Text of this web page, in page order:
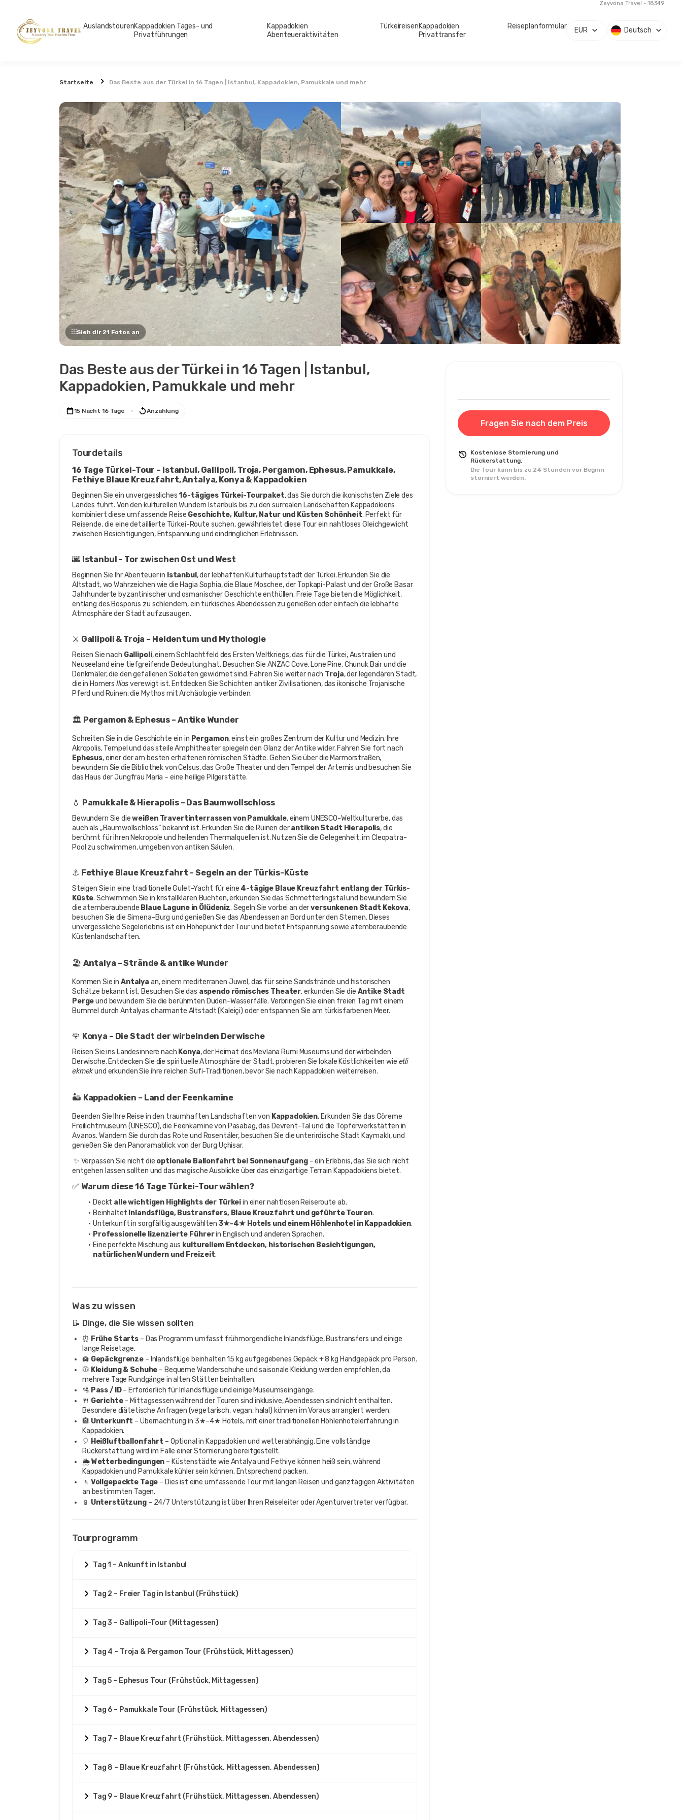
Zeyvona Travel - 18349
AuslandstourenKappadokien Tages- und
Privatführungen
Kappadokien
Abenteueraktivitäten
TürkeireisenKappadokien
Privattransfer
Reiseplanformular EUR Deutsch
Startseite Das Beste aus der Türkei in 16 Tagen | Istanbul, Kappadokien, Pamukkale und mehr
Sieh dir 21 Fotos an
Das Beste aus der Türkei in 16 Tagen | Istanbul,
Kappadokien, Pamukkale und mehr
15 Nacht 16 Tage Anzahlung
Tourdetails
16 Tage Türkei-Tour – Istanbul, Gallipoli, Troja, Pergamon, Ephesus, Pamukkale,
Fethiye Blaue Kreuzfahrt, Antalya, Konya & Kappadokien
Beginnen Sie ein unvergessliches 16-tägiges Türkei-Tourpaket, das Sie durch die ikonischsten Ziele des
Landes führt. Von den kulturellen Wundern Istanbuls bis zu den surrealen Landschaften Kappadokiens
kombiniert diese umfassende Reise Geschichte, Kultur, Natur und Küsten Schönheit. Perfekt für
Reisende, die eine detaillierte Türkei-Route suchen, gewährleistet diese Tour ein nahtloses Gleichgewicht
zwischen Besichtigungen, Entspannung und eindringlichen Erlebnissen.
🌆 Istanbul – Tor zwischen Ost und West
Beginnen Sie Ihr Abenteuer in Istanbul , der lebhaften Kulturhauptstadt der Türkei. Erkunden Sie die
Altstadt, wo Wahrzeichen wie die Hagia Sophia, die Blaue Moschee, der Topkapi-Palast und der Große Basar
Jahrhunderte byzantinischer und osmanischer Geschichte enthüllen. Freie Tage bieten die Möglichkeit,
entlang des Bosporus zu schlendern, ein türkisches Abendessen zu genießen oder einfach die lebhafte
Atmosphäre der Stadt aufzusaugen.
⚔️ Gallipoli & Troja – Heldentum und Mythologie
Reisen Sie nach Gallipoli, einem Schlachtfeld des Ersten Weltkriegs, das für die Türkei, Australien und
Neuseeland eine tiefgreifende Bedeutung hat. Besuchen Sie ANZAC Cove, Lone Pine, Chunuk Bair und die
Denkmäler, die den gefallenen Soldaten gewidmet sind. Fahren Sie weiter nach Troja, der legendären Stadt,
die in Homers Ilias verewigt ist. Entdecken Sie Schichten antiker Zivilisationen, das ikonische Trojanische
Pferd und Ruinen, die Mythos mit Archäologie verbinden.
🏛️ Pergamon & Ephesus – Antike Wunder
Schreiten Sie in die Geschichte ein in Pergamon, einst ein großes Zentrum der Kultur und Medizin. Ihre
Ephesus, einer der am besten erhaltenen römischen Städte. Gehen Sie über die Marmorstraßen,
bewundern Sie die Bibliothek von Celsus, das Große Theater und den Tempel der Artemis und besuchen Sie
das Haus der Jungfrau Maria – eine heilige Pilgerstätte.
💧 Pamukkale & Hierapolis – Das Baumwollschloss
Bewundern Sie die weißen Travertinterrassen von Pamukkale, einem UNESCO-Weltkulturerbe, das
auch als „Baumwollschloss“ bekannt ist. Erkunden Sie die Ruinen der antiken Stadt Hierapolis, die
berühmt für ihren Nekropole und heilenden Thermalquellen ist. Nutzen Sie die Gelegenheit, im Cleopatra-
Pool zu schwimmen, umgeben von antiken Säulen.
⚓ Fethiye Blaue Kreuzfahrt – Segeln an der Türkis-Küste
Steigen Sie in eine traditionelle Gulet-Yacht für eine 4-tägige Blaue Kreuzfahrt entlang der Türkis-
Küste. Schwimmen Sie in kristallklaren Buchten, erkunden Sie das Schmetterlingstal und bewundern Sie
die atemberaubende Blaue Lagune in Ölüdeniz. Segeln Sie vorbei an der versunkenen Stadt Kekova,
besuchen Sie die Simena-Burg und genießen Sie das Abendessen an Bord unter den Sternen. Dieses
unvergessliche Segelerlebnis ist ein Höhepunkt der Tour und bietet Entspannung sowie atemberaubende
Küstenlandschaften.
🏖️ Antalya – Strände & antike Wunder
Kommen Sie in Antalya an, einem mediterranen Juwel, das für seine Sandstrände und historischen
Schätze bekannt ist. Besuchen Sie das aspendo römisches Theater, erkunden Sie die Antike Stadt
Perge und bewundern Sie die berühmten Duden-Wasserfälle. Verbringen Sie einen freien Tag mit einem
Bummel durch Antalyas charmante Altstadt (Kaleiçi) oder entspannen Sie am türkisfarbenen Meer.
🌹 Konya – Die Stadt der wirbelnden Derwische
Reisen Sie ins Landesinnere nach Konya, der Heimat des Mevlana Rumi Museums und der wirbelnden
Derwische. Entdecken Sie die spirituelle Atmosphäre der Stadt, probieren Sie lokale Köstlichkeiten wie etli
ekmek und erkunden Sie ihre reichen Sufi-Traditionen, bevor Sie nach Kappadokien weiterreisen.
🏜️ Kappadokien – Land der Feenkamine
Beenden Sie Ihre Reise in den traumhaften Landschaften von Kappadokien. Erkunden Sie das Göreme
Freilichtmuseum (UNESCO), die Feenkamine von Pasabag, das Devrent-Tal und die Töpferwerkstätten in
Avanos. Wandern Sie durch das Rote und Rosentäler, besuchen Sie die unterirdische Stadt Kaymaklı, und
genießen Sie den Panoramablick von der Burg Uçhisar.
✨ Verpassen Sie nicht die optionale Ballonfahrt bei Sonnenaufgang – ein Erlebnis, das Sie sich nicht
entgehen lassen sollten und das magische Ausblicke über das einzigartige Terrain Kappadokiens bietet.
✅ Warum diese 16 Tage Türkei-Tour wählen?
Deckt alle wichtigen Highlights der Türkei in einer nahtlosen Reiseroute ab.
Beinhaltet Inlandsflüge, Bustransfers, Blaue Kreuzfahrt und geführte Touren.
Unterkunft in sorgfältig ausgewählten 3★–4★ Hotels und einem Höhlenhotel in Kappadokien.
Professionelle lizenzierte Führer in Englisch und anderen Sprachen.
Eine perfekte Mischung aus kulturellem Entdecken, historischen Besichtigungen,
natürlichen Wundern und Freizeit.
Was zu wissen
📝 Dinge, die Sie wissen sollten
⏰ Frühe Starts – Das Programm umfasst frühmorgendliche Inlandsflüge, Bustransfers und einige
lange Reisetage.
🛄 Gepäckgrenze – Inlandsflüge beinhalten 15 kg aufgegebenes Gepäck + 8 kg Handgepäck pro Person.
🧥 Kleidung & Schuhe – Bequeme Wanderschuhe und saisonale Kleidung werden empfohlen, da
mehrere Tage Rundgänge in alten Stätten beinhalten.
🛂 Pass / ID– Erforderlich für Inlandsflüge und einige Museumseingänge.
🍴 Gerichte– Mittagsessen während der Touren sind inklusive, Abendessen sind nicht enthalten.
Besondere diätetische Anfragen (vegetarisch, vegan, halal) können im Voraus arrangiert werden.
🏨 Unterkunft – Übernachtung in 3★–4★ Hotels, mit einer traditionellen Höhlenhotelerfahrung in
Kappadokien.
🎈 Heißluftballonfahrt – Optional in Kappadokien und wetterabhängig. Eine vollständige
Rückerstattung wird im Falle einer Stornierung bereitgestellt.
🌦️Wetterbedingungen – Küstenstädte wie Antalya und Fethiye können heiß sein, während
Kappadokien und Pamukkale kühler sein können. Entsprechend packen.
🚶 Vollgepackte Tage – Dies ist eine umfassende Tour mit langen Reisen und ganztägigen Aktivitäten
an bestimmten Tagen.
📱 Unterstützung– 24/7 Unterstützung ist über Ihren Reiseleiter oder Agenturvertreter verfügbar.
Tourprogramm
Tag 1 – Ankunft in Istanbul
Tag 2 – Freier Tag in Istanbul (Frühstück)
Tag 3 – Gallipoli-Tour (Mittagessen)
Tag 4 – Troja & Pergamon Tour (Frühstück, Mittagessen)
Tag 5 – Ephesus Tour (Frühstück, Mittagessen)
Tag 6 – Pamukkale Tour (Frühstück, Mittagessen)
Tag 7 – Blaue Kreuzfahrt (Frühstück, Mittagessen, Abendessen)
Tag 8 – Blaue Kreuzfahrt (Frühstück, Mittagessen, Abendessen)
Tag 9 – Blaue Kreuzfahrt (Frühstück, Mittagessen, Abendessen)
Fragen Sie nach dem Preis
Kostenlose Stornierung und
Rückerstattung.
Die Tour kann bis zu 24 Stunden vor Beginn
storniert werden.